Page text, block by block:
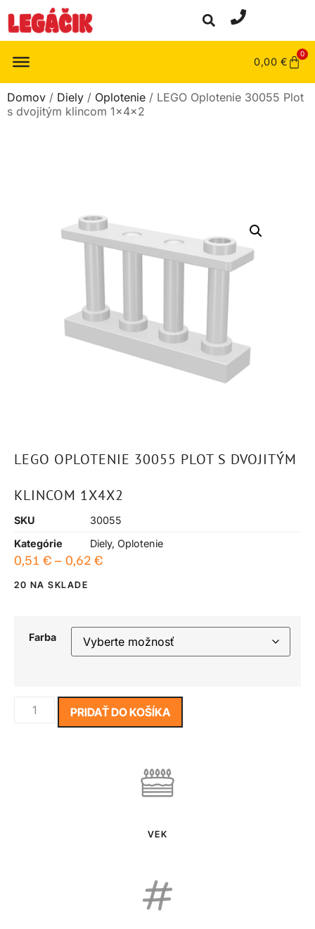
0,00 €
0
Domov / Diely / Oplotenie / LEGO Oplotenie 30055 Plot
s dvojitým klincom 1x4x2
LEGO OPLOTENIE 30055 PLOT S DVOJITÝM
KLINCOM 1X4X2
SKU
30055
Kategórie
Diely, Oplotenie
0,51 € – 0,62 €
20 NA SKLADE
Farba
PRIDAŤ DO KOŠÍKA
VEK